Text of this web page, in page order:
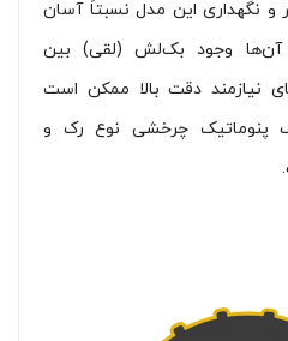
و نگهداری این مدل نسبتاً آسان
آن‌ها وجود بک‌لش (لقی) بین
نیازمند دقت بالا ممکن است
پنوماتیک چرخشی نوع رک و